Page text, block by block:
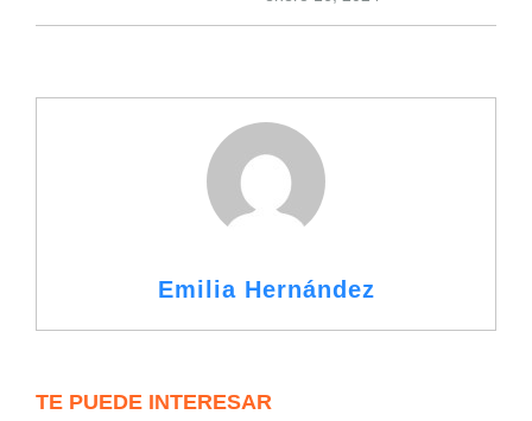
Emilia Hernández
TE PUEDE INTERESAR